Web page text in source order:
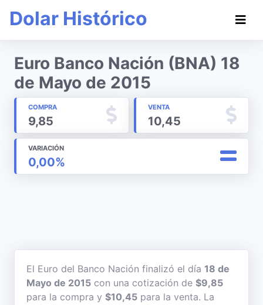
Dolar Histórico
Euro Banco Nación (BNA) 18
de Mayo de 2015
COMPRA
9,85
VENTA
10,45
VARIACIÓN
0,00%
El Euro del Banco Nación finalizó el día 18 de
Mayo de 2015 con una cotización de $9,85
para la compra y $10,45 para la venta. La